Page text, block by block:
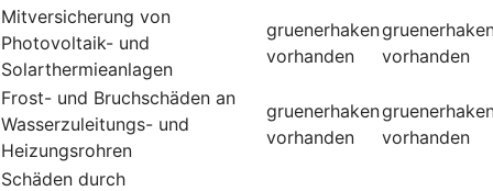
Mitversicherung von
Photovoltaik- und
Solarthermieanlagen
gruenerhaken
vorhanden
vorhanden
Frost- und Bruchschäden an
Wasserzuleitungs- und
Heizungsrohren
gruenerhaken
vorhanden
vorhanden
Schäden durch